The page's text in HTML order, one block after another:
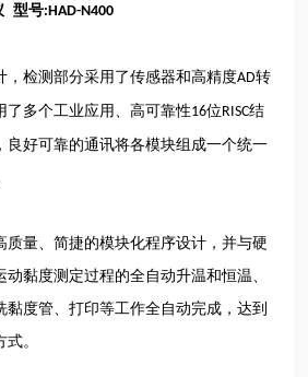
型号:HAD-N400
，检测部分采用了传感器和高精度AD转
了多个工业应用、高可靠性16位 RISC结
良好可靠的通讯将各模块组成一个统一
质量、简捷的模块化程序设计，并与硬
黏度测定过程的全自动升温和恒温、
黏度管、打印等工作全自动完成，达到
。